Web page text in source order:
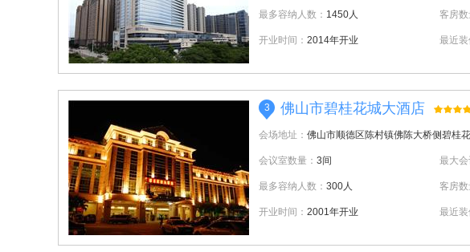
最多容纳人数： 1450人 客房数
开业时间： 2014年开业 最近装
3 佛山市碧桂花城大酒店
会场地址： 佛山市顺德区陈村镇佛陈大桥侧碧桂
会议室数量： 3间 最大会
最多容纳人数： 300人 客房数
开业时间： 2001年开业 最近装